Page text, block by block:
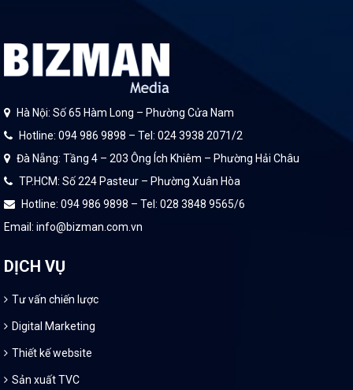
Hà Nội: Số 65 Hàm Long – Phường Cửa Nam
Hotline: 094 986 9898 – Tel: 024 3938 2071/2
Đà Nẵng: Tầng 4 – 203 Ông Ích Khiêm – Phường Hải Châu
TP.HCM: Số 224 Pasteur – Phường Xuân Hòa
Hotline: 094 986 9898 – Tel: 028 3848 9565/6
Email: info@bizman.com.vn
DỊCH VỤ
Tư vấn chiến lược
Digital Marketing
Thiết kế website
Sản xuất TVC